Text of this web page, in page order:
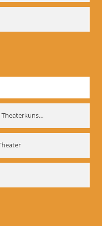
Russische Akademie für Theaterkunst – GITIS